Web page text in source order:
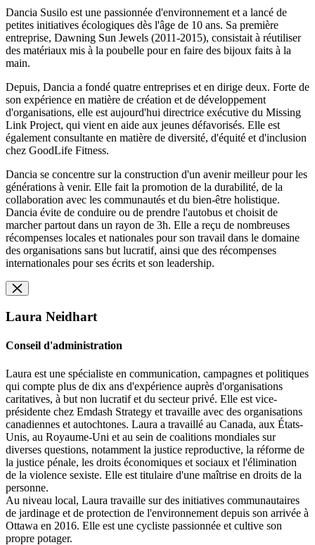
Dancia Susilo est une passionnée d'environnement et a lancé de
petites initiatives écologiques dès l'âge de 10 ans. Sa première
entreprise, Dawning Sun Jewels (2011-2015), consistait à réutiliser
des matériaux mis à la poubelle pour en faire des bijoux faits à la
main.
Depuis, Dancia a fondé quatre entreprises et en dirige deux. Forte de
son expérience en matière de création et de développement
d'organisations, elle est aujourd'hui directrice exécutive du Missing
Link Project, qui vient en aide aux jeunes défavorisés. Elle est
également consultante en matière de diversité, d'équité et d'inclusion
chez GoodLife Fitness.
Dancia se concentre sur la construction d'un avenir meilleur pour les
générations à venir. Elle fait la promotion de la durabilité, de la
collaboration avec les communautés et du bien-être holistique.
Dancia évite de conduire ou de prendre l'autobus et choisit de
marcher partout dans un rayon de 3h. Elle a reçu de nombreuses
récompenses locales et nationales pour son travail dans le domaine
des organisations sans but lucratif, ainsi que des récompenses
internationales pour ses écrits et son leadership.
Laura Neidhart
Conseil d'administration
Laura est une spécialiste en communication, campagnes et politiques
qui compte plus de dix ans d'expérience auprès d'organisations
caritatives, à but non lucratif et du secteur privé. Elle est vice-
présidente chez Emdash Strategy et travaille avec des organisations
canadiennes et autochtones. Laura a travaillé au Canada, aux États-
Unis, au Royaume-Uni et au sein de coalitions mondiales sur
diverses questions, notamment la justice reproductive, la réforme de
la justice pénale, les droits économiques et sociaux et l'élimination
de la violence sexiste. Elle est titulaire d'une maîtrise en droits de la
personne.
Au niveau local, Laura travaille sur des initiatives communautaires
de jardinage et de protection de l'environnement depuis son arrivée à
Ottawa en 2016. Elle est une cycliste passionnée et cultive son
propre potager.